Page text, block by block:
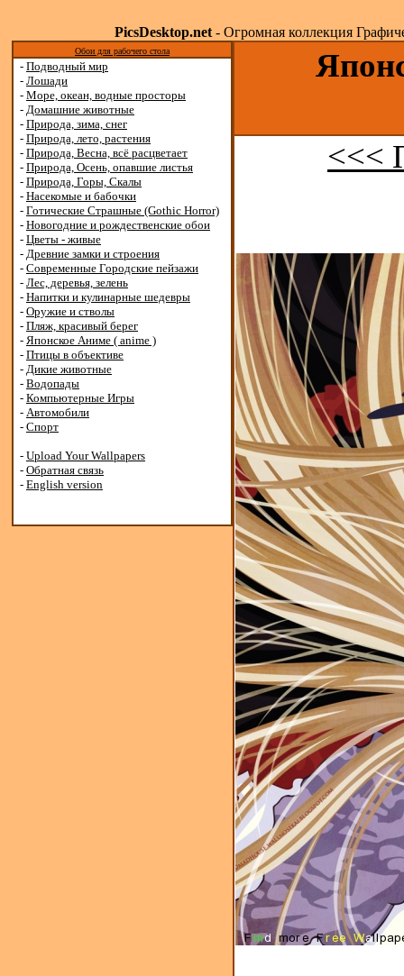
PicsDesktop.net- Огромная коллекция
Обои для рабочего стола
- Подводный мир
- Лошади
- Море, океан, водные просторы
- Домашние животные
- Природа, зима, снег
- Природа, лето, растения
- Природа, Весна, всё расцветает
- Природа, Осень, опавшие листья
- Природа, Горы, Скалы
- Насекомые и бабочки
- Готические Страшные (Gothic Horror)
- Новогодние и рождественские обои
- Цветы - живые
- Древние замки и строения
- Современные Городские пейзажи
- Лес, деревья, зелень
- Напитки и кулинарные шедевры
- Оружие и стволы
- Пляж, красивый берег
- Японское Аниме ( anime )
- Птицы в объективе
- Дикие животные
- Водопады
- Компьютерные Игры
- Автомобили
- Спорт
- Upload Your Wallpapers
- Обратная связь
- English version
<<<